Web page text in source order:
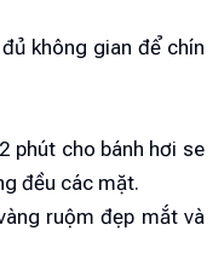
không gian để chín
phút cho bánh hơi se
đều các mặt.
ruộm đẹp mắt và